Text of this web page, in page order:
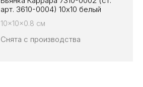
арт. 3610-0004) 10х10 белый
10x10x0.8 см
Снята с производства